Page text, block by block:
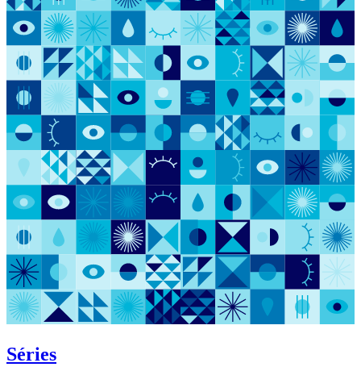
Séries